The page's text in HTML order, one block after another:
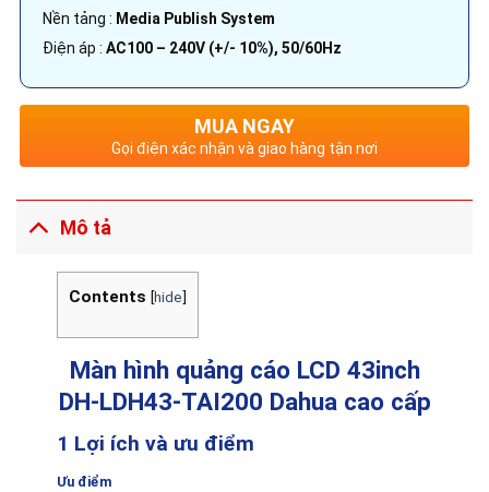
Nền tảng : Media Publish System
Điện áp : AC100 – 240V (+/- 10%), 50/60Hz
MUA NGAY
Gọi điện xác nhận và giao hàng tận nơi
Mô tả
Contents [hide]
Màn hình quảng cáo LCD 43inch
DH-LDH43-TAI200 Dahua cao cấp
1 Lợi ích và ưu điểm
Ưu điểm